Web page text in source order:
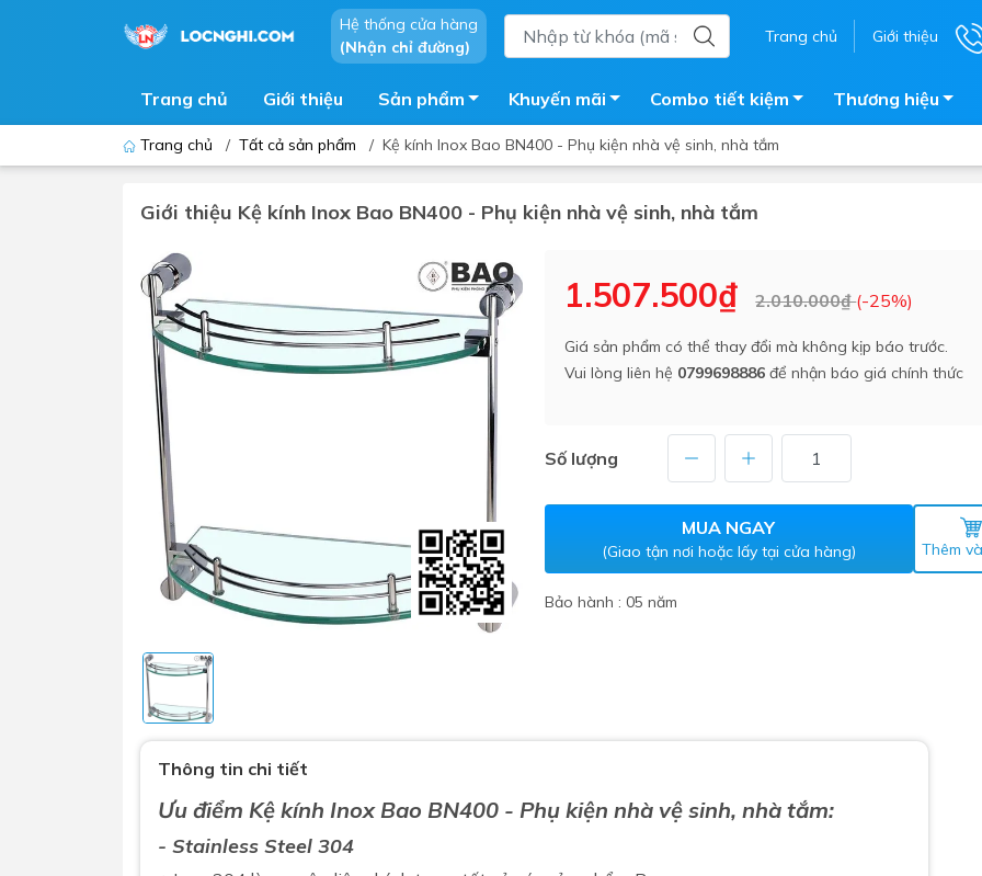
Hệ thống cửa hàng
(Nhận chỉ đường)
Trang chủ Giới thiệu
Trang chủ Giới thiệu Sản phẩm
Thiết bị nhà tiểu
Lavabo - Chậu rửa mặt
Vòi lavabo
Vòi chậu - vòi hồ - vòi gắn tường
Máy sấy tay
Lavabo tủ - Lavabo kính
Phòng tắm kính
Sen tắm đứng
Vòi sen tắm
Máy tắm nước nóng điện
Phụ kiện nhà tắm
Chậu giặt
Sen tắm
trời
Bồn bảo ôn
Bồn nhựa tự hoại
Vòi pha nóng lạnh
Vật tư
Máy nước nóng gián tiếp
Phụ kiện nhà vệ sinh
Gương nhà vệ sinh - nhà tắm
Máy sấy tay
Nắp bồn cầu
Combo bồn cầu nhà trọ giá rẻ
Khuyến mãi Combo tiết kiệm Thương hiệu
Trang chủ / Tất cả sản phẩm / Kệ kính Inox Bao BN400 - Phụ kiện nhà vệ sinh, nhà tắm
Giới thiệu Kệ kính Inox Bao BN400 - Phụ kiện nhà vệ sinh, nhà tắm
1.507.500₫ 2.010.000₫(-25%)
Giá sản phẩm có thể thay đổi mà không kịp báo trước.
Vui lòng liên hệ 0799698886 để nhận báo giá chính thức
Số lượng
MUA NGAY
(Giao tận nơi hoặc lấy tại cửa hàng) Thêm
Bảo hành : 05 năm
Thông tin chi tiết
Ưu điểm Kệ kính InoxBao BN400 - Phụ kiện nhà vệ sinh, nhà tắm:
- Stainless Steel 304